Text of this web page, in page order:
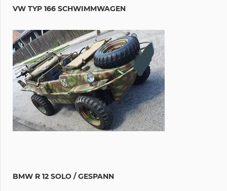
VW TYP 166 SCHWIMMWAGEN
BMW R 12 SOLO / GESPANN